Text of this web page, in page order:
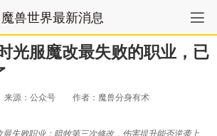
魔兽世界最新消息
光服魔改最失败的职业，已
来源：公众号 作者：魔兽分身有术
失败职业：暗牧第三次修改，伤害提升能否逆袭上